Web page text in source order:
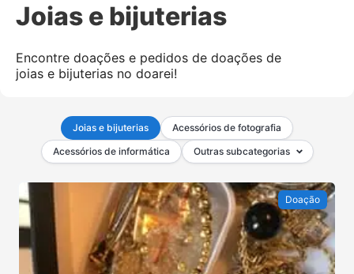
Joias e bijuterias
Encontre doações e pedidos de doações de
joias e bijuterias no doarei!
Joias e bijuterias
Acessórios de fotografia
Acessórios de informática
Outras subcategorias
Doação